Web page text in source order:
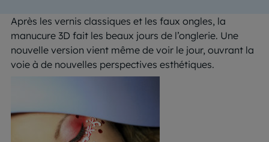
Après les vernis classiques et les faux ongles, la
manucure 3D fait les beaux jours de l’onglerie. Une
nouvelle version vient même de voir le jour, ouvrant la
voie à de nouvelles perspectives esthétiques.